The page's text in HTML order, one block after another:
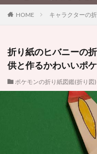
HOME キャラクターの
折り紙のヒバニーの
供と作るかわいいポケ
ポケモンの折り紙図鑑(折り図)